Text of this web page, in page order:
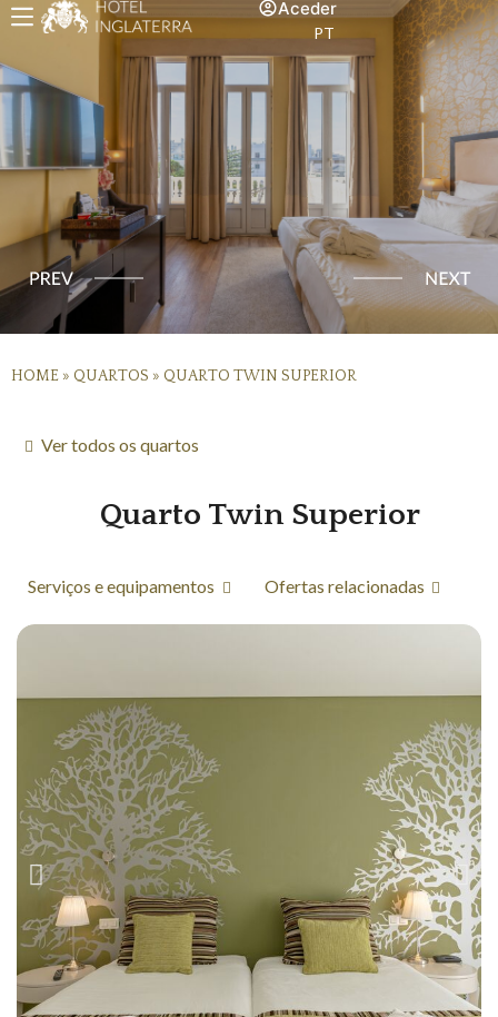
Aceder
PT
HOME » QUARTOS » QUARTO TWIN SUPERIOR
Ver todos os quartos
Quarto Twin Superior
Serviços e equipamentos Ofertas relacionadas